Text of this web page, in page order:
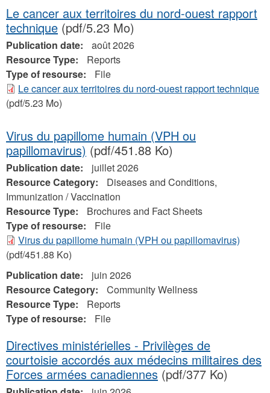
Le cancer aux territoires du nord-ouest rapport
technique (pdf/5.23 Mo)
Publication date:
août 2026
Resource Type:
Reports
Type of resourse:
File
Le cancer aux territoires du nord-ouest rapport technique
(pdf/5.23 Mo)
Virus du papillome humain (VPH ou
papillomavirus) (pdf/451.88 Ko)
Publication date:
juillet 2026
Resource Category:
Diseases and Conditions,
Immunization / Vaccination
Resource Type:
Brochures and Fact Sheets
Type of resourse:
File
Virus du papillome humain (VPH ou papillomavirus)
(pdf/451.88 Ko)
Publication date:
juin 2026
Resource Category:
Community Wellness
Resource Type:
Reports
Type of resourse:
File
Directives ministérielles - Privilèges de
courtoisie accordés aux médecins militaires des
Forces armées canadiennes (pdf/377 Ko)